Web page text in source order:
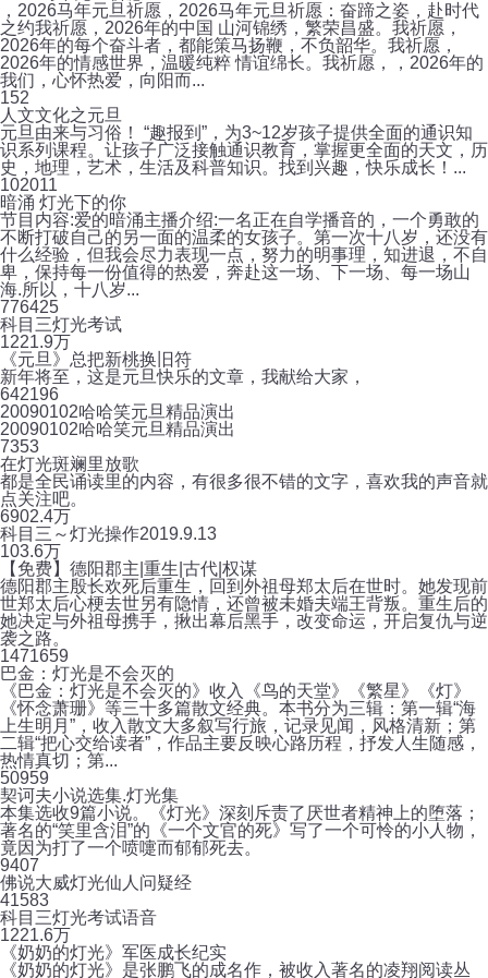
，2026马年元旦祈愿，2026马年元旦祈愿：奋蹄之姿，赴时代
之约我祈愿，2026年的中国 山河锦绣，繁荣昌盛。我祈愿，
2026年的每个奋斗者，都能策马扬鞭，不负韶华。我祈愿，
2026年的情感世界，温暖纯粹 情谊绵长。我祈愿，，2026年的
我们，心怀热爱，向阳而...
152
人文文化之元旦
元旦由来与习俗！ “趣报到”，为3~12岁孩子提供全面的通识知
识系列课程。让孩子广泛接触通识教育，掌握更全面的天文，历
史，地理，艺术，生活及科普知识。找到兴趣，快乐成长！...
102011
暗涌 灯光下的你
节目内容:爱的暗涌主播介绍:一名正在自学播音的，一个勇敢的
不断打破自己的另一面的温柔的女孩子。第一次十八岁，还没有
什么经验，但我会尽力表现一点，努力的明事理，知进退，不自
卑，保持每一份值得的热爱，奔赴这一场、下一场、每一场山
海.所以，十八岁...
776425
科目三灯光考试
1221.9万
《元旦》总把新桃换旧符
新年将至，这是元旦快乐的文章，我献给大家，
642196
20090102哈哈笑元旦精品演出
20090102哈哈笑元旦精品演出
7353
在灯光斑斓里放歌
都是全民诵读里的内容，有很多很不错的文字，喜欢我的声音就
点关注吧。
6902.4万
科目三～灯光操作2019.9.13
103.6万
【免费】德阳郡主|重生|古代|权谋
德阳郡主殷长欢死后重生，回到外祖母郑太后在世时。她发现前
世郑太后心梗去世另有隐情，还曾被未婚夫端王背叛。重生后的
她决定与外祖母携手，揪出幕后黑手，改变命运，开启复仇与逆
袭之路。
1471659
巴金：灯光是不会灭的
《巴金：灯光是不会灭的》收入《鸟的天堂》《繁星》《灯》
《怀念萧珊》等三十多篇散文经典。本书分为三辑：第一辑“海
上生明月”，收入散文大多叙写行旅，记录见闻，风格清新；第
二辑“把心交给读者”，作品主要反映心路历程，抒发人生随感，
热情真切；第...
50959
契诃夫小说选集.灯光集
本集选收9篇小说。《灯光》深刻斥责了厌世者精神上的堕落；
著名的“笑里含泪”的《一个文官的死》写了一个可怜的小人物，
竟因为打了一个喷嚏而郁郁死去。
9407
佛说大威灯光仙人问疑经
41583
科目三灯光考试语音
1221.6万
《奶奶的灯光》军医成长纪实
《奶奶的灯光》是张鹏飞的成名作，被收入著名的凌翔阅读丛